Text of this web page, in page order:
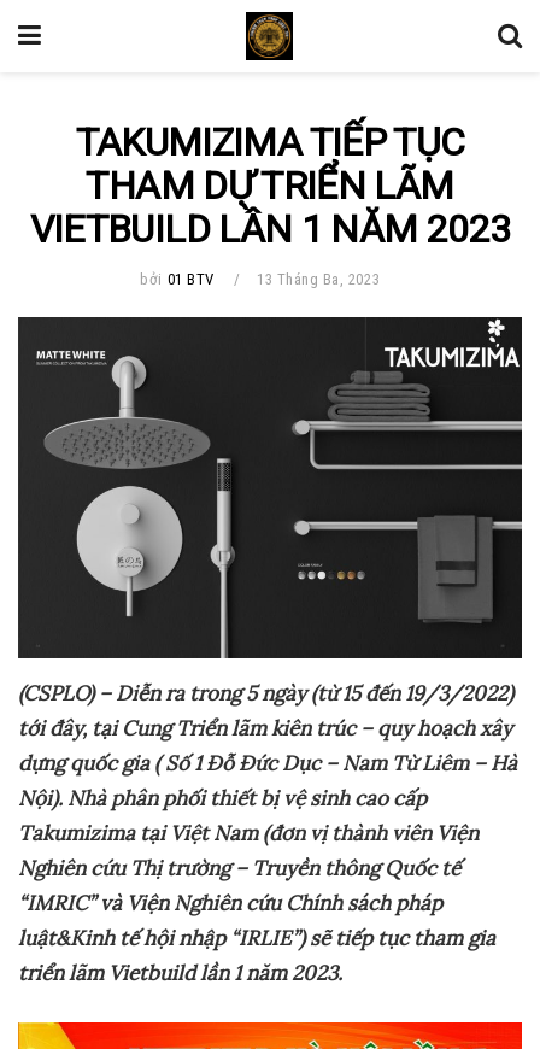
TAKUMIZIMA TIẾP TỤC
THAM DỰ TRIỂN LÃM
VIETBUILD LẦN 1 NĂM 2023
bởi 01 BTV 13 Tháng Ba, 2023
(CSPLO) – Diễnra trong 5 ngày (từ 15 đến 19/3/2022)
tới đây, tại Cung Triển lãm kiên trúc – quy hoạch xây
dựng quốc gia ( Số 1 Đỗ Đức Dục – Nam Từ Liêm – Hà
Nội). Nhà phân phối thiết bị vệ sinh cao cấp
Takumizima tại Việt Nam(đơn vị thành viên Viện
Nghiên cứu Thị trường – Truyền thông Quốc tế
“IMRIC” và Viện Nghiên cứu Chính sách pháp
luật&Kinh tế hội nhập “IRLIE”)sẽ tiếp tục tham gia
triển lãm Vietbuild lần 1 năm 2023.